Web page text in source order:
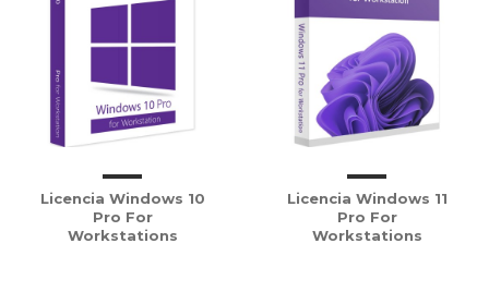
Licencia Windows 10
Pro For
Workstations
Licencia Windows 11
Pro For
Workstations